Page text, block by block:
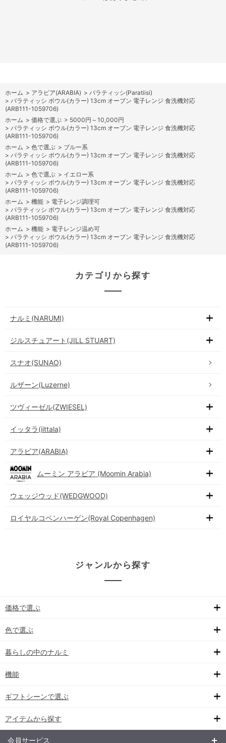
ホーム > アラビア(ARABIA) > パラティッシ(Paratiisi)
> パラティッシ ボウル(カラー) 13cm オーブン 電子レンジ 食洗機対応
(ARB111-1059706)
ホーム > 価格で選ぶ > 5000円～10,000円
> パラティッシ ボウル(カラー) 13cm オーブン 電子レンジ 食洗機対応
(ARB111-1059706)
ホーム > 色で選ぶ > ブルー系
> パラティッシ ボウル(カラー) 13cm オーブン 電子レンジ 食洗機対応
(ARB111-1059706)
ホーム > 色で選ぶ > イエロー系
> パラティッシ ボウル(カラー) 13cm オーブン 電子レンジ 食洗機対応
(ARB111-1059706)
ホーム > 機能 > 電子レンジ調理可
> パラティッシ ボウル(カラー) 13cm オーブン 電子レンジ 食洗機対応
(ARB111-1059706)
ホーム > 機能 > 電子レンジ温め可
> パラティッシ ボウル(カラー) 13cm オーブン 電子レンジ 食洗機対応
(ARB111-1059706)
カテゴリから探す
ナルミ(NARUMI)
ジルスチュアート(JILL STUART)
スナオ(SUNAO)
ルザーン(Luzerne)
ツヴィーゼル(ZWIESEL)
イッタラ(iittala)
アラビア(ARABIA)
ムーミン アラビア (Moomin Arabia)
ウェッジウッド(WEDGWOOD)
ロイヤルコペンハーゲン(Royal Copenhagen)
ジャンルから探す
価格で選ぶ
色で選ぶ
暮らしの中のナルミ
機能
ギフトシーンで選ぶ
アイテムから探す
会員サービス